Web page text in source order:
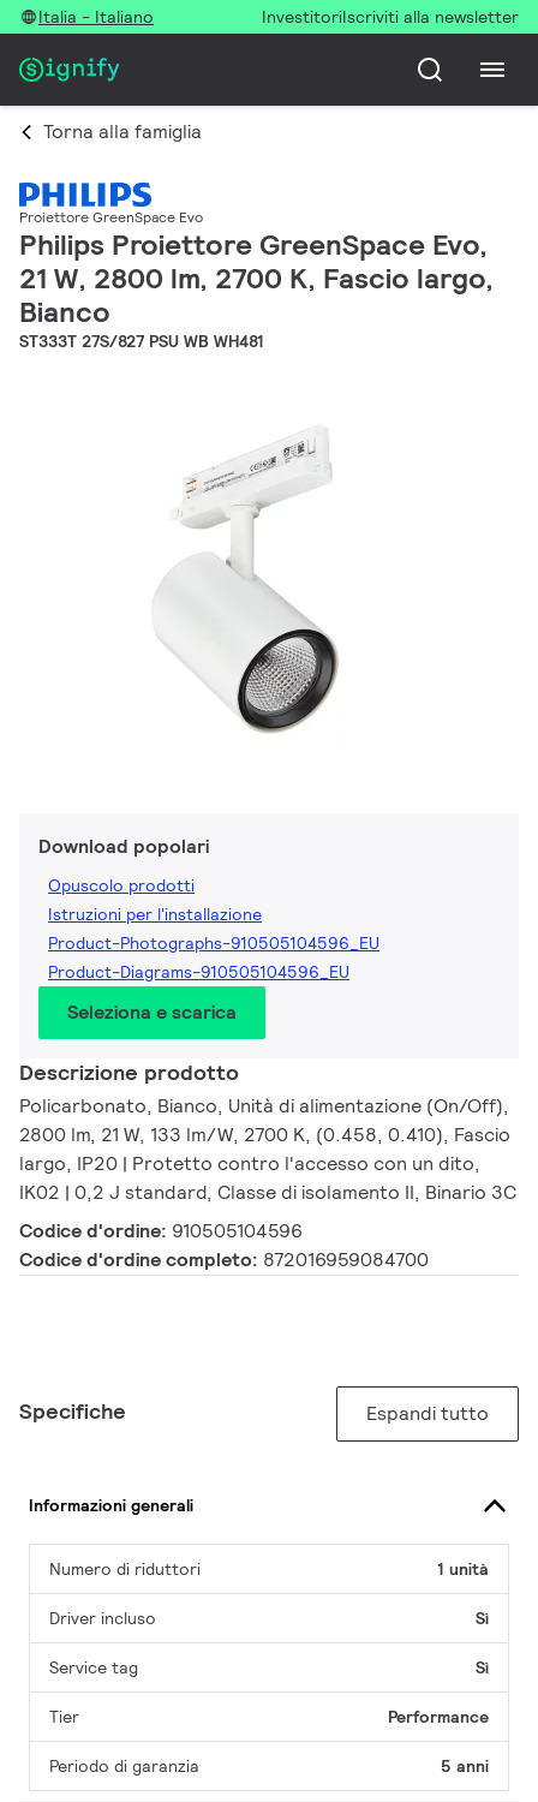
Italia - Italiano InvestitoriIscriviti alla newsletter
Torna alla famiglia
Proiettore GreenSpace Evo
Philips Proiettore GreenSpace Evo,
21 W, 2800 lm, 2700 K, Fascio largo,
Bianco
ST333T 27S/827 PSU WB WH481
Download popolari
Opuscolo prodotti
Istruzioni per l'installazione
Product-Photographs-910505104596_EU
Product-Diagrams-910505104596_EU
Seleziona e scarica
Descrizione prodotto
Policarbonato, Bianco, Unità di alimentazione (On/Off),
2800 lm, 21 W, 133 lm/W, 2700 K, (0.458, 0.410), Fascio
largo, IP20 | Protetto contro l'accesso con un dito,
IK02 | 0,2 J standard, Classe di isolamento II, Binario 3C
Codice d'ordine: 910505104596
Codice d'ordine completo: 872016959084700
Specifiche Espandi tutto
Informazioni generali
Numero di riduttori 1 unità
Driver incluso Sì
Service tag Sì
Tier Performance
Periodo di garanzia 5 anni